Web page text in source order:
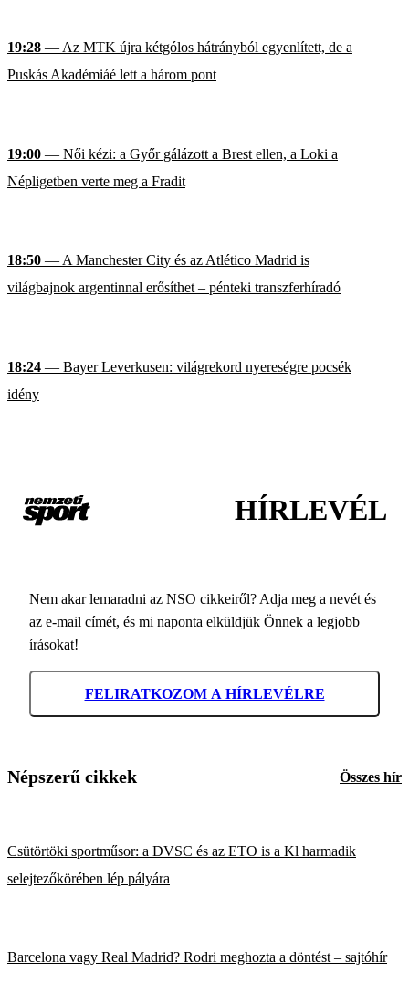
19:28 — Az MTK újra kétgólos hátrányból egyenlített, de a
Puskás Akadémiáé lett a három pont
19:00 — Női kézi: a Győr gálázott a Brest ellen, a Loki a
Népligetben verte meg a Fradit
18:50 — A Manchester City és az Atlético Madrid is
világbajnok argentinnal erősíthet – pénteki transzferhíradó
18:24 — Bayer Leverkusen: világrekord nyereségre pocsék
idény
HÍRLEVÉL
Nem akar lemaradni az NSO cikkeiről? Adja meg a nevét és
az e-mail címét, és mi naponta elküldjük Önnek a legjobb
írásokat!
FELIRATKOZOM A HÍRLEVÉLRE
Népszerű cikkek Összes hír
Csütörtöki sportműsor: a DVSC és az ETO is a Kl harmadik
selejtezőkörében lép pályára
Barcelona vagy Real Madrid? Rodri meghozta a döntést – sajtóhír